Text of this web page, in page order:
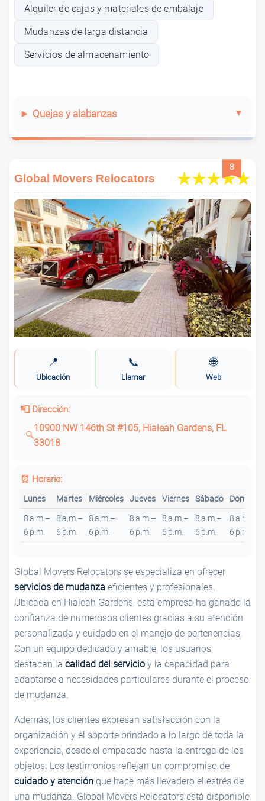
Alquiler de cajas y materiales de embalaje
Mudanzas de larga distancia
Servicios de almacenamiento
Quejas y alabanzas
8
Global Movers Relocators
📍
Ubicación
📞
Llamar
🌐
Web
📮 Dirección:
10900 NW 146th St #105, Hialeah Gardens, FL
33018
⏰ Horario:
Lunes Martes Miércoles Jueves Viernes Sábado Domingo
8 a.m.–
6 p.m.
8 a.m.–
6 p.m.
8 a.m.–
6 p.m.
8 a.m.–
6 p.m.
8 a.m.–
6 p.m.
8 a.m.–
6 p.m.
8 a.m.–
6 p.m.
Global Movers Relocators se especializa en ofrecer
servicios de mudanza eficientes y profesionales.
Ubicada en Hialeah Gardens, esta empresa ha ganado la
confianza de numerosos clientes gracias a su atención
personalizada y cuidado en el manejo de pertenencias.
Con un equipo dedicado y amable, los usuarios
destacan la calidad del servicio y la capacidad para
adaptarse a necesidades particulares durante el proceso
de mudanza.
Además, los clientes expresan satisfacción con la
organización y el soporte brindado a lo largo de toda la
experiencia, desde el empacado hasta la entrega de los
objetos. Los testimonios reflejan un compromiso de
cuidado y atención que hace más llevadero el estrés de
una mudanza. Global Movers Relocators está disponible